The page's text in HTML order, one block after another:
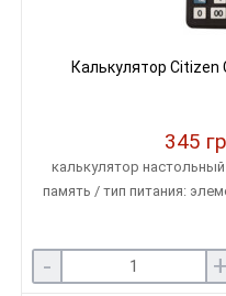
Калькулятор Citizen
345
калькулятор
память / тип питания:
- +